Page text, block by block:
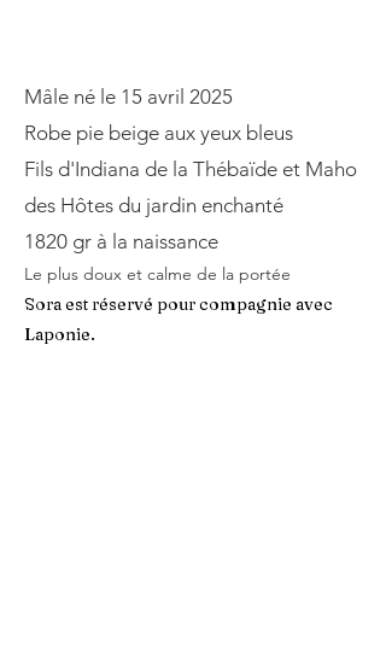
Mâle né le 15 avril 2025
Robe pie beige aux yeux bleus
Fils d'Indiana de la Thébaïde et Maho
des Hôtes du jardin enchanté
1820 gr à la naissance
Le plus doux et calme de la portée
Sora est réservé pour compagnie avec
Laponie.